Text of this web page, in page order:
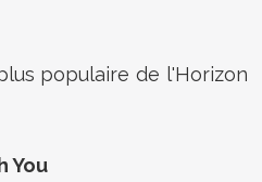
populaire de l'Horizon
You